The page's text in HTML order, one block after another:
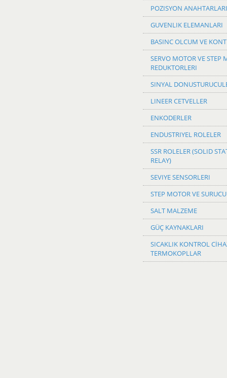
POZISYON ANAHTARLARI
GUVENLIK ELEMANLARI
BASINC OLCUM VE
SERVO MOTOR VE STEP
REDUKTORLERI
SINYAL
LINEER CETVELLER
ENKODERLER
ENDUSTRIYEL ROLELER
SSR ROLELER (SOLID
RELAY)
SEVIYE SENSORLERI
STEP MOTOR VE
SALT MALZEME
GÜÇ KAYNAKLARI
SICAKLIK KONTROL
TERMOKOPLLAR